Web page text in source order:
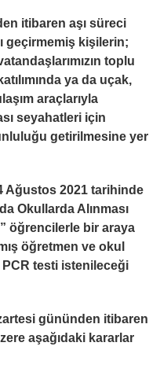
itibaren aşı süreci
geçirmemiş kişilerin;
toplu
ya da uçak,
araçlarıyla
seyahatleri için
getirilmesine yer
Ağustos 2021 tarihinde
Okullarda Alınması
öğrencilerle bir araya
öğretmen ve okul
PCR testi istenileceği
gününden itibaren
aşağıdaki kararlar